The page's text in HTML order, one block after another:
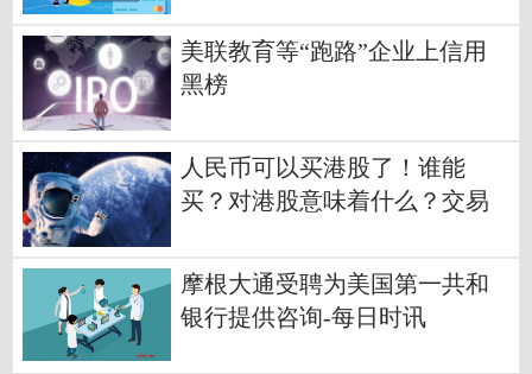
美联教育等“跑路”企业上信用
黑榜
人民币可以买港股了！谁能
买？对港股意味着什么？交易
摩根大通受聘为美国第一共和
银行提供咨询-每日时讯